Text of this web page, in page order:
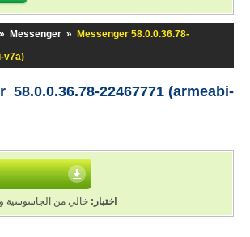
» Messenger »
Messenger 58.0.0.36.78-
v7a)
58.0.0.36.78-22467771 (armeabi-
اختبار: خالي من الجاسوسية